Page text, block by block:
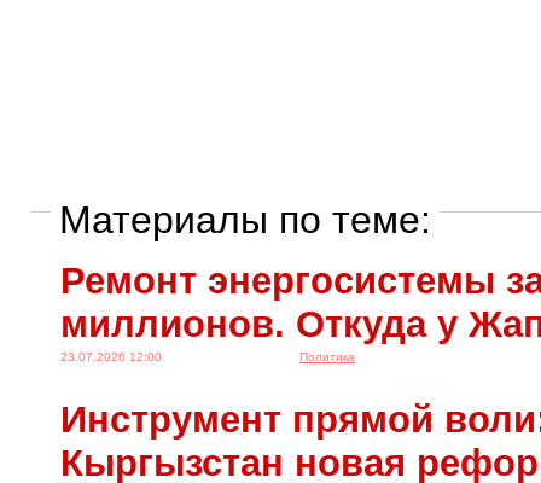
Материалы по теме:
Ремонт энергосистемы
миллионов. Откуда у
23.07.2026 12:00 Политика
Инструмент прямой
Кыргызстан новая